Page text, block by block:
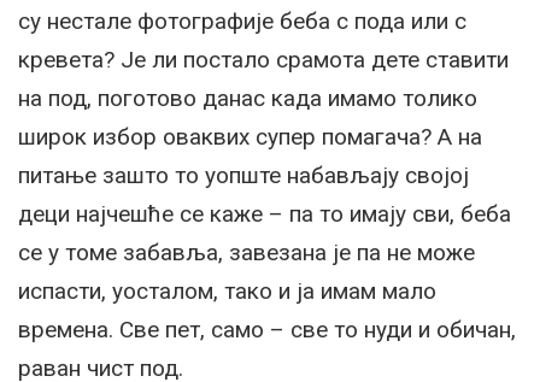
су нестале фотографије беба с пода или с
кревета? Је ли постало срамота дете ставити
на под, поготово данас када имамо толико
широк избор оваквих супер помагача? А на
питање зашто то уопште набављају својој
деци најчешће се каже – па то имају сви, беба
се у томе забавља, завезана је па не може
испасти, уосталом, тако и ја имам мало
времена. Све пет, само – све то нуди и обичан,
раван чист под.